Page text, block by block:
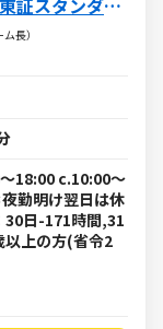
証スタンダー
長）
18:00 c.10:00～
勤明け翌日は休
30日-171時間,31
以上の方(省令2